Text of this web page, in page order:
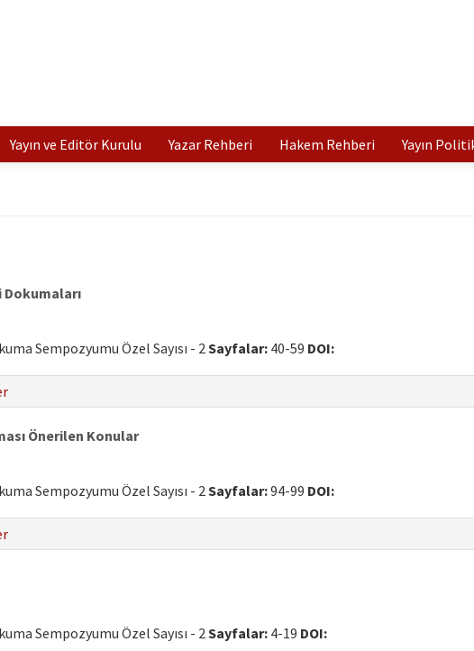
Yayın ve Editör Kurulu Yazar Rehberi Hakem Rehberi Yayın
Dokumaları
Sempozyumu Özel Sayısı - 2Sayfalar: 40-59 DOI:
Önerilen Konular
Sempozyumu Özel Sayısı - 2Sayfalar:94-99 DOI:
Sempozyumu Özel Sayısı - 2Sayfalar: 4-19 DOI: